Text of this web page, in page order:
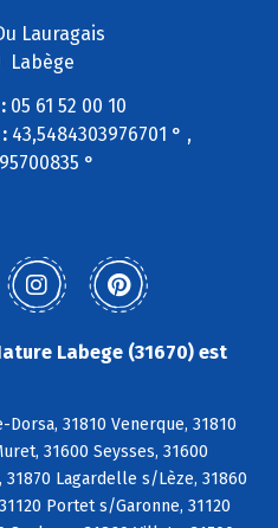
Lauragais
Labège
05 61 52 00 10
43,5484303976701 ° ,
°
Labege (31670) est
31810 Venerque, 31810
31600 Seysses, 31600
Lagardelle s/Lèze, 31860
Portet s/Garonne, 31120